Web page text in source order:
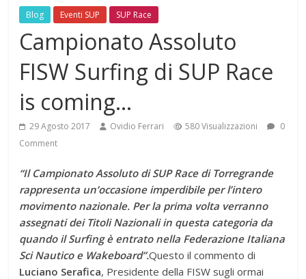
Blog Eventi SUP SUP Race
Campionato Assoluto
FISW Surfing di SUP Race
is coming…
29 Agosto 2017 Ovidio Ferrari 580 Visualizzazioni
0
Comment
“Il Campionato Assoluto di SUP Race di Torregrande
rappresenta un’occasione imperdibile per l’intero
movimento nazionale. Per la prima volta verranno
assegnati dei Titoli Nazionali in questa categoria da
quando il Surfing è entrato nella Federazione Italiana
Sci Nautico e Wakeboard”.Questo il commento di
Luciano Serafica, Presidente della FISW sugli ormai